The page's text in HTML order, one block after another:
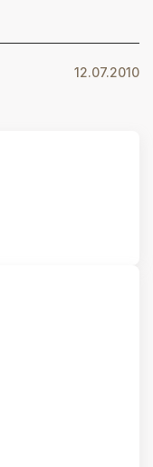
12.07.2010